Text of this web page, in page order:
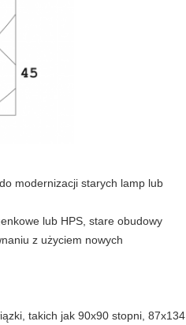
modernizacji starych lamp lub
lub HPS, stare obudowy
z użyciem nowych
takich jak 90x90 stopni, 87x134